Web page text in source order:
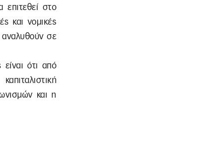
στο
και νομικές
αναλυθούν σε
ότι από
και η